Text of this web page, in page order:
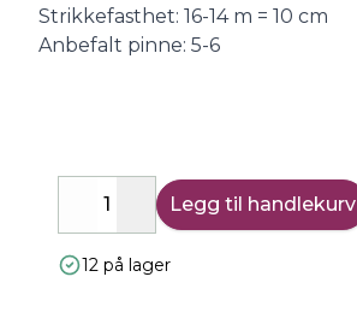
Strikkefasthet: 16-14 m = 10 cm
Anbefalt pinne: 5-6
DecreaseIncrease
Legg til handlekurv
12 på lager